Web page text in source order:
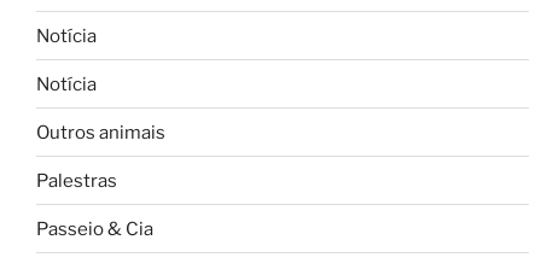
Notícia
Notícia
Outros animais
Palestras
Passeio & Cia